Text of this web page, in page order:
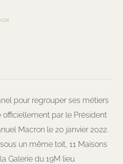
pour regrouper ses métiers
par le Président
Macron le 20 janvier 2022.
un même toit, 11 Maisons
Galerie du 19M lieu